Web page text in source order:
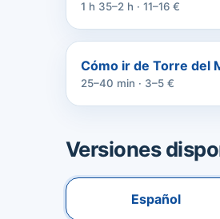
1 h 35–2 h · 11–16 €
Cómo ir de Torre del
25–40 min · 3–5 €
Versiones
Español